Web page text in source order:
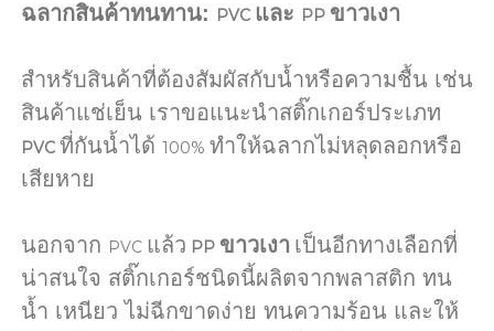
ฉลากสินค้าทนทาน: PVC และ PP ขาวเงา
สำหรับสินค้าที่ต้องสัมผัสกับน้ำหรือความชื้น เช่น
สินค้าแช่เย็น เราขอแนะนำสติ๊กเกอร์ประเภท
PVC ที่กันน้ำได้ 100% ทำให้ฉลากไม่หลุดลอกหรือ
เสียหาย
นอกจาก PVC แล้ว PP ขาวเงา เป็นอีกทางเลือกที่
น่าสนใจ สติ๊กเกอร์ชนิดนี้ผลิตจากพลาสติก ทน
น้ำ เหนียว ไม่ฉีกขาดง่าย ทนความร้อน และให้